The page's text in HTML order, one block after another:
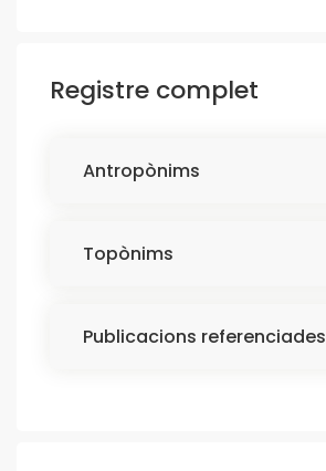
Registre complet
Antropònims
Topònims
Publicacions referenciades